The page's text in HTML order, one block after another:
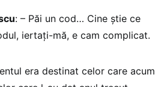
: – Păi un cod… Cine ştie ce
iertaţi-mă, e cam complicat.
era destinat celor care acum